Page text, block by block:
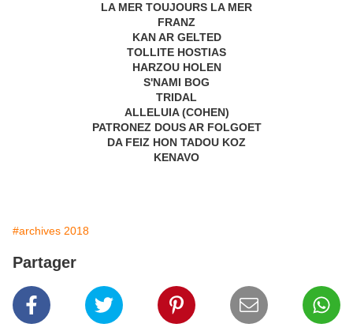
LA MER TOUJOURS LA MER
FRANZ
KAN AR GELTED
TOLLITE HOSTIAS
HARZOU HOLEN
S'NAMI BOG
TRIDAL
ALLELUIA (COHEN)
PATRONEZ DOUS AR FOLGOET
DA FEIZ HON TADOU KOZ
KENAVO
#archives 2018
Partager